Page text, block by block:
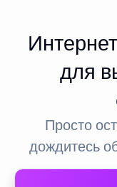
для
Просто
дождитесь